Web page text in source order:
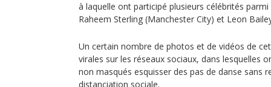
à laquelle ont participé plusieurs célébrités
Raheem Sterling (Manchester City) et Leon
Un certain nombre de photos et de vidéos de
virales sur les réseaux sociaux, dans lesquelles
non masqués esquisser des pas de danse sans
distanciation sociale.